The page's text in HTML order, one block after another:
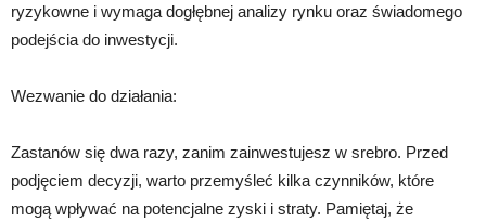
ryzykowne i wymaga dogłębnej analizy rynku oraz świadomego
podejścia do inwestycji.
Wezwanie do działania:
Zastanów się dwa razy, zanim zainwestujesz w srebro. Przed
podjęciem decyzji, warto przemyśleć kilka czynników, które
mogą wpływać na potencjalne zyski i straty. Pamiętaj, że